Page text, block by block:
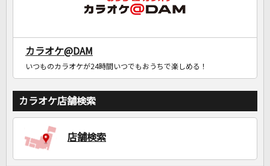
カラオケ@DAM
いつものカラオケが24時間いつでもおうちで楽しめる！
カラオケ店舗検索
店舗検索